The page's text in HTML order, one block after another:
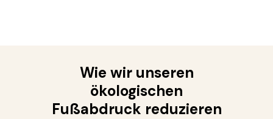
Wie wir unseren
ökologischen
Fußabdruck reduzieren